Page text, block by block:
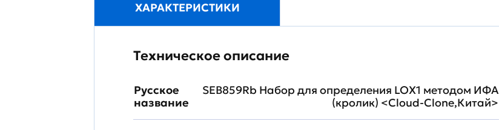
ХАРАКТЕРИСТИКИ
Техническое описание
Русское
название
SEB859Rb Набор для определения LOX1 методом ИФА
(кролик) <Cloud-Clone,Китай>